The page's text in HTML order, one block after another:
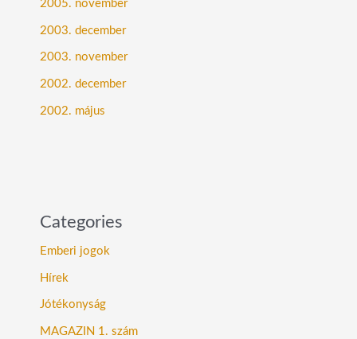
2005. november
2003. december
2003. november
2002. december
2002. május
Categories
Emberi jogok
Hírek
Jótékonyság
MAGAZIN 1. szám